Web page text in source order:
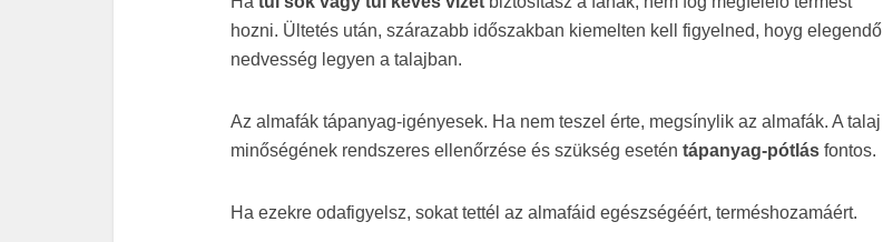
hozni. Ültetés után, szárazabb időszakban kiemelten kell figyelned, hoyg elegendő
nedvesség legyen a talajban.
Az almafák tápanyag-igényesek. Ha nem teszel érte, megsínylik az almafák. A talaj
minőségének rendszeres ellenőrzése és szükség esetén tápanyag-pótlás fontos.
Ha ezekre odafigyelsz, sokat tettél az almafáid egészségéért, terméshozamáért.